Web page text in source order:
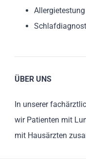
Allergietestung
ÜBER UNS
In unserer
wir Patienten mit
mit Hausärzten